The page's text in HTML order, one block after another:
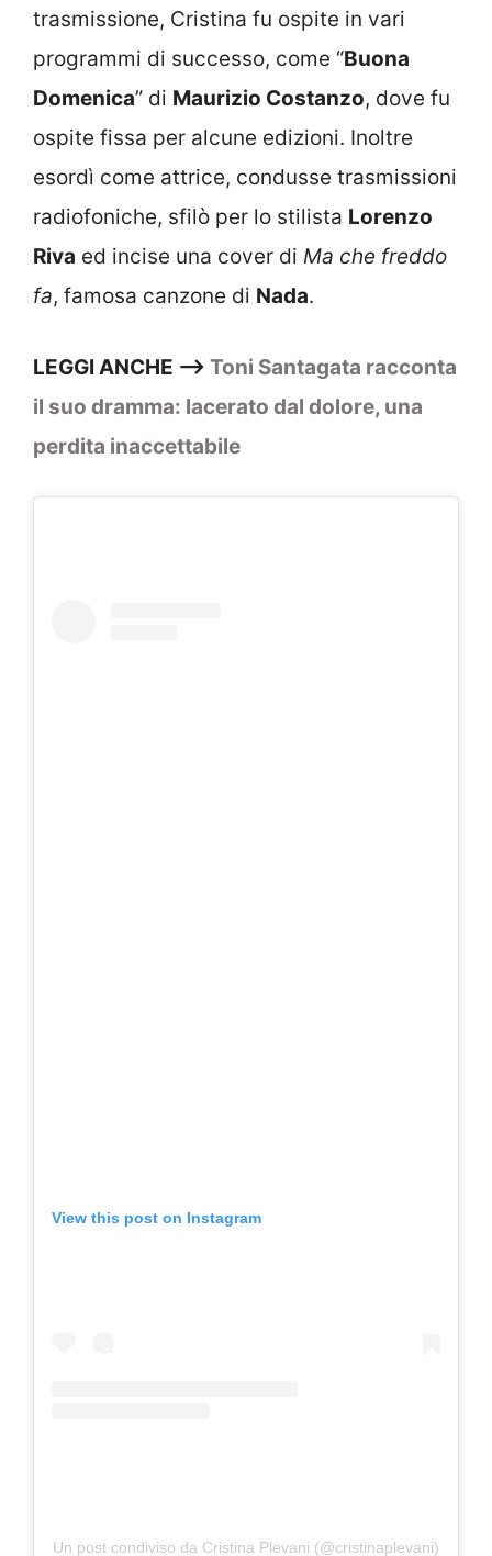
trasmissione, Cristina fu ospite in vari
programmi di successo, come “Buona
Domenica” di Maurizio Costanzo, dove fu
ospite fissa per alcune edizioni. Inoltre
esordì come attrice, condusse trasmissioni
radiofoniche, sfilò per lo stilista Lorenzo
Riva ed incise una cover di Ma che freddo
fa, famosa canzone di Nada.
LEGGI ANCHE —> Toni Santagata racconta
il suo dramma: lacerato dal dolore, una
perdita inaccettabile
View this post on Instagram
Un post condiviso da Cristina Plevani (@cristinaplevani)